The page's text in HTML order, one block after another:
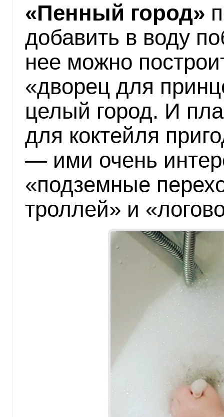
«Пенный город»
добавить в воду
нее можно
«дворец для
целый город. И
для коктейля
— ими очень
«подземные
троллей» и